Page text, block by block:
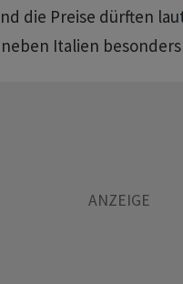
die Preise dürften
Italien